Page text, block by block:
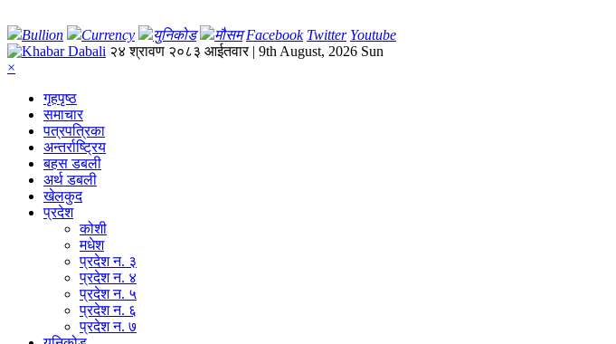
Bullion Currency युनिकोड मौसम Facebook Twitter Youtube
२४ श्रावण २०८३ आईतवार | 9th August, 2026 Sun
×
गृहपृष्‍ठ
समाचार
पत्रपत्रिका
अन्तर्राष्ट्रिय
बहस डबली
अर्थ डबली
खेलकुद
प्रदेश
कोशी
मधेश
प्रदेश न. ३
प्रदेश न. ४
प्रदेश न. ५
प्रदेश न. ६
प्रदेश न. ७